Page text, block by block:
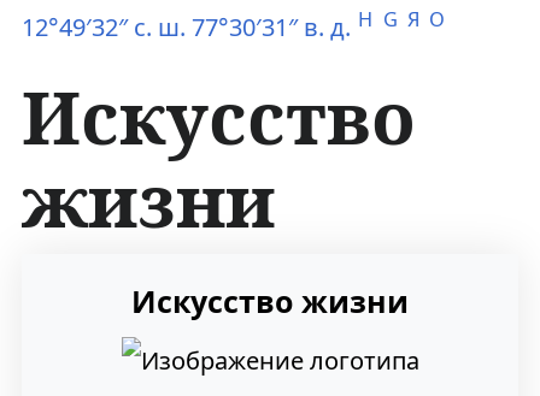
12°49′32″ с. ш. 77°30′31″ в. д. H G Я O
Искусство
жизни
Искусство жизни